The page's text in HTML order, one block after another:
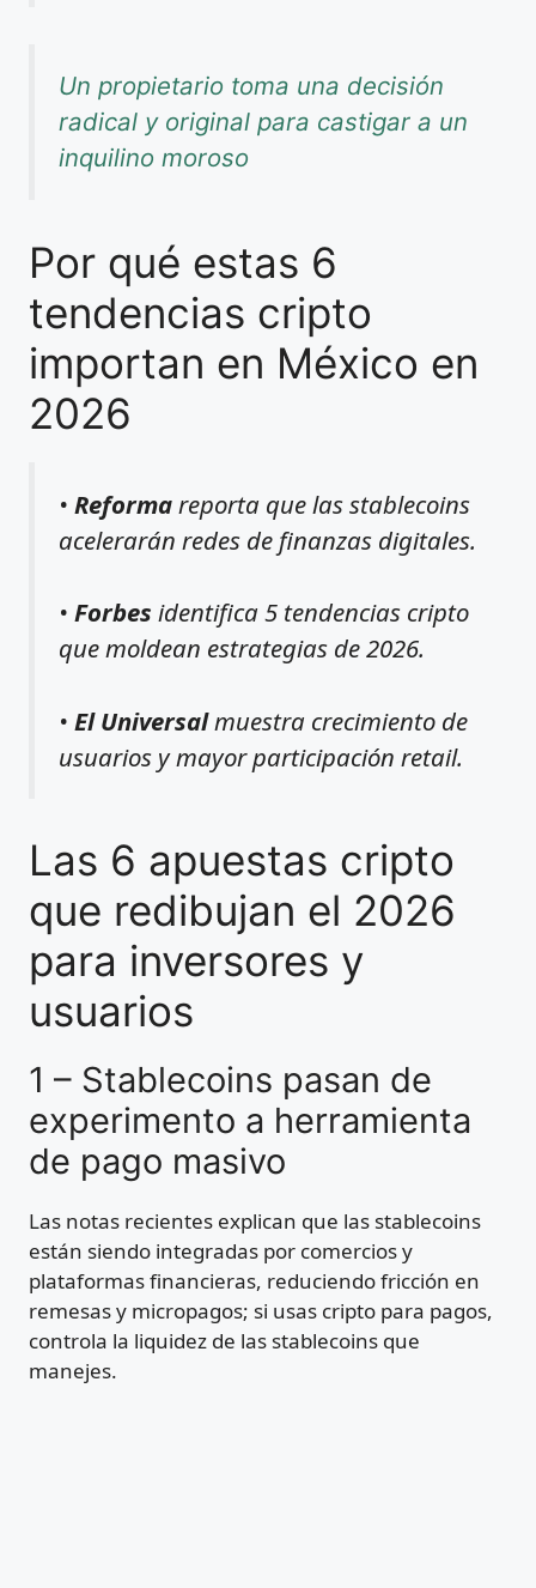
Un propietario toma una decisión
radical y original para castigar a un
inquilino moroso
Por qué estas 6
tendencias cripto
importan en México en
2026
• Reformareporta que las stablecoins
acelerarán redes de finanzas digitales.
• Forbes identifica 5 tendencias cripto
que moldean estrategias de 2026.
• El Universalmuestra crecimiento de
usuarios y mayor participación retail.
Las 6 apuestas cripto
que redibujan el 2026
para inversores y
usuarios
1 – Stablecoins pasan de
experimento a herramienta
de pago masivo
Las notas recientes explican que las stablecoins
están siendo integradas por comercios y
plataformas financieras, reduciendo fricción en
remesas y micropagos; si usas cripto para pagos,
controla la liquidez de las stablecoins que
manejes.